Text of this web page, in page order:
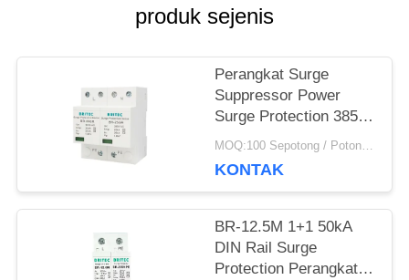
KEBIJAKAN
PRIVASI
produk sejenis
Perangkat Surge
Suppressor Power
Surge Protection 385v
SPD 25KA IEC - 61643MOQ:100 Sepotong / Potongan
KONTAK
BR-12.5M 1+1 50kA
DIN Rail Surge
Protection Perangkat